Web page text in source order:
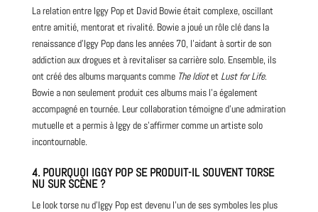
La relation entre Iggy Pop et David Bowie était complexe, oscillant
entre amitié, mentorat et rivalité. Bowie a joué un rôle clé dans la
renaissance d’Iggy Pop dans les années 70, l’aidant à sortir de son
addiction aux drogues et à revitaliser sa carrière solo. Ensemble, ils
ont créé des albums marquants comme The Idiotet Lust for Life.
Bowie a non seulement produit ces albums mais l’a également
accompagné en tournée. Leur collaboration témoigne d’une admiration
mutuelle et a permis à Iggy de s’affirmer comme un artiste solo
incontournable.
4. POURQUOI IGGY POP SE PRODUIT-IL SOUVENT TORSE
NU SUR SCÈNE ?
Le look torse nu d’Iggy Pop est devenu l’un de ses symboles les plus